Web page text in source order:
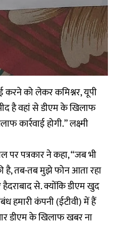
करने को लेकर कमिश्नर, यूपी
है वहां से डीएम के खिलाफ
कार्रवाई होगी.” लक्ष्मी
पर पत्रकार ने कहा, “जब भी
है, तब-तब मुझे फोन आता रहा
से. क्योंकि डीएम खुद
हमारी कंपनी (ईटीवी) में हैं
डीएम के खिलाफ खबर ना